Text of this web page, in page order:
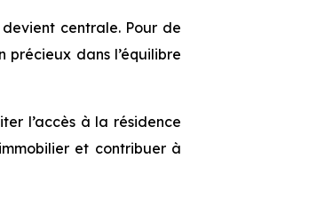
centrale. Pour de
précieux dans l’équilibre
l’accès à la résidence
et contribuer à